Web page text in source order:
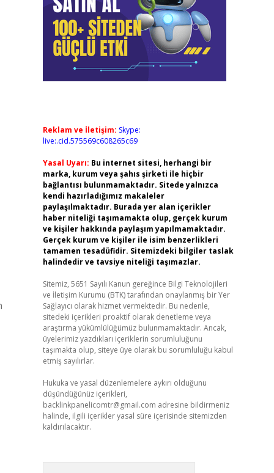
Reklam ve İletişim: Skype:
live:.cid.575569c608265c69
Yasal Uyarı: Bu internet sitesi, herhangi bir
marka, kurum veya şahıs şirketi ile hiçbir
bağlantısı bulunmamaktadır. Sitede yalnızca
kendi hazırladığımız makaleler
paylaşılmaktadır. Burada yer alan içerikler
haber niteliği taşımamakta olup, gerçek kurum
ve kişiler hakkında paylaşım yapılmamaktadır.
Gerçek kurum ve kişiler ile isim benzerlikleri
tamamen tesadüfidir. Sitemizdeki bilgiler taslak
halindedir ve tavsiye niteliği taşımazlar.
Sitemiz, 5651 Sayılı Kanun gereğince Bilgi Teknolojileri
ve İletişim Kurumu (BTK) tarafından onaylanmış bir Yer
Sağlayıcı olarak hizmet vermektedir. Bu nedenle,
sitedeki içerikleri proaktif olarak denetleme veya
araştırma yükümlülüğümüz bulunmamaktadır. Ancak,
üyelerimiz yazdıkları içeriklerin sorumluluğunu
taşımakta olup, siteye üye olarak bu sorumluluğu kabul
etmiş sayılırlar.
Hukuka ve yasal düzenlemelere aykırı olduğunu
düşündüğünüz içerikleri,
backlinkpanelicomtr@gmail.com adresine bildirmeniz
halinde, ilgili içerikler yasal süre içerisinde sitemizden
kaldırılacaktır.